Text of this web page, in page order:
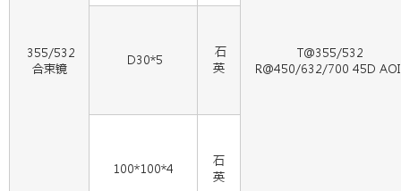
355/532
合束镜
T@355/532
R@450/632/700 45D AOI
D30*5
石
英
100*100*4
石
英